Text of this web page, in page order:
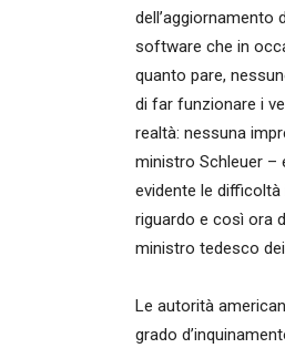
dell’aggiornamento
software che in
quanto pare,
di far funzionare i
realtà: nessuna
ministro Schleuer –
evidente le
riguardo e così ora
ministro tedesco
Le autorità
grado